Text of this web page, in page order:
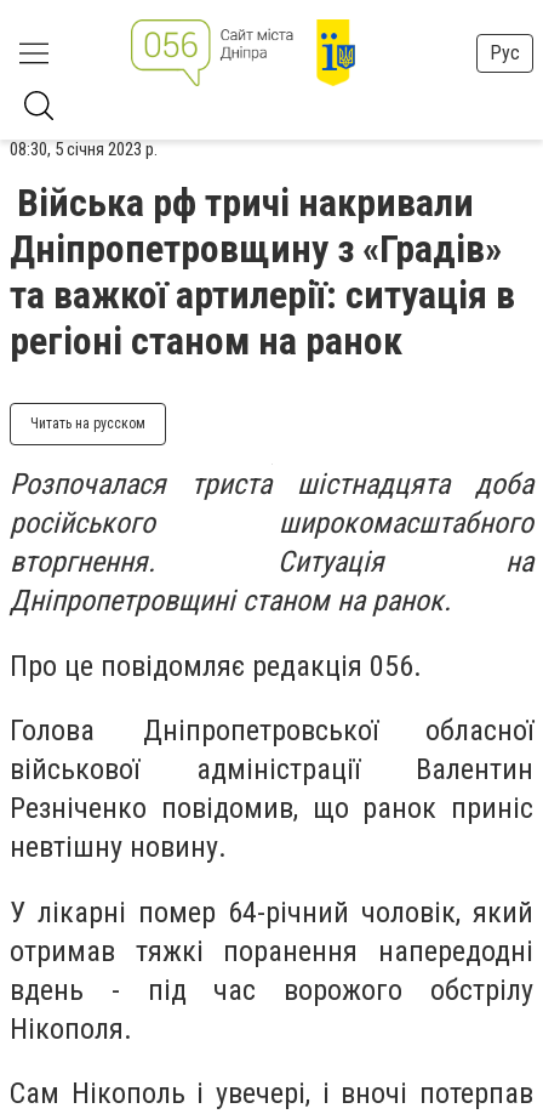
Рус
08:30, 5 січня 2023 р.
Війська рф тричі накривали
Дніпропетровщину з «Градів»
та важкої артилерії: ситуація в
регіоні станом на ранок
Читать на русском
Розпочалася триста шістнадцята доба
російського широкомасштабного
вторгнення. Ситуація на
Дніпропетровщині станом на ранок.
Про це повідомляє редакція 056.
Голова Дніпропетровської обласної
військової адміністрації Валентин
Резніченко повідомив, що ранок приніс
невтішну новину.
У лікарні помер 64-річний чоловік, який
отримав тяжкі поранення напередодні
вдень - під час ворожого обстрілу
Нікополя.
Сам Нікополь і увечері, і вночі потерпав